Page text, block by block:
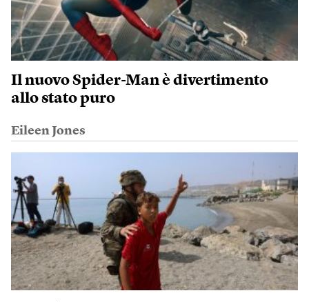
Il nuovo Spider-Man è divertimento
allo stato puro
Eileen Jones